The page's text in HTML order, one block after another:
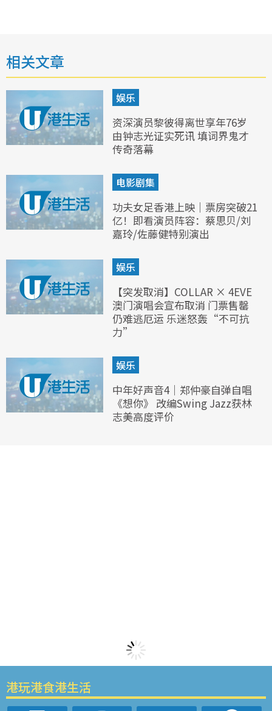
相关文章
娱乐
资深演员黎彼得离世享年76岁
由钟志光证实死讯 填词界鬼才
传奇落幕
电影剧集
功夫女足香港上映｜票房突破21
亿！即看演员阵容：蔡思贝/刘
嘉玲/佐藤健特别演出
娱乐
【突发取消】COLLAR × 4EVE
澳门演唱会宣布取消 门票售罄
仍难逃厄运 乐迷怒轰“不可抗
力”
娱乐
中年好声音4｜郑仲豪自弹自唱
《想你》 改编Swing Jazz获林
志美高度评价
港玩港食港生活